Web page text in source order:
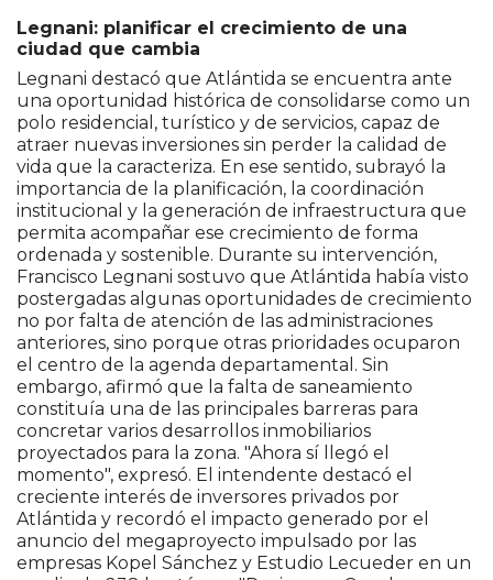
Legnani: planificar el crecimiento de una
ciudad que cambia
Legnani destacó que Atlántida se encuentra ante
una oportunidad histórica de consolidarse como un
polo residencial, turístico y de servicios, capaz de
atraer nuevas inversiones sin perder la calidad de
vida que la caracteriza. En ese sentido, subrayó la
importancia de la planificación, la coordinación
institucional y la generación de infraestructura que
permita acompañar ese crecimiento de forma
ordenada y sostenible. Durante su intervención,
Francisco Legnani sostuvo que Atlántida había visto
postergadas algunas oportunidades de crecimiento
no por falta de atención de las administraciones
anteriores, sino porque otras prioridades ocuparon
el centro de la agenda departamental. Sin
embargo, afirmó que la falta de saneamiento
constituía una de las principales barreras para
concretar varios desarrollos inmobiliarios
proyectados para la zona. "Ahora sí llegó el
momento", expresó. El intendente destacó el
creciente interés de inversores privados por
Atlántida y recordó el impacto generado por el
anuncio del megaproyecto impulsado por las
empresas Kopel Sánchez y Estudio Lecueder en un